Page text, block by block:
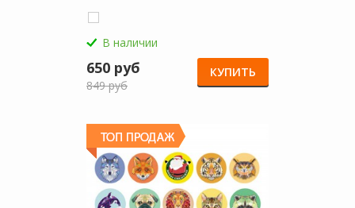
В наличии
650 руб
849 руб
КУПИТЬ